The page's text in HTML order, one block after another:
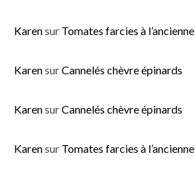
Karensur Tomates farcies à l’ancienne
KarensurCannelés chèvre épinards
KarensurCannelés chèvre épinards
Karensur Tomates farcies à l’ancienne